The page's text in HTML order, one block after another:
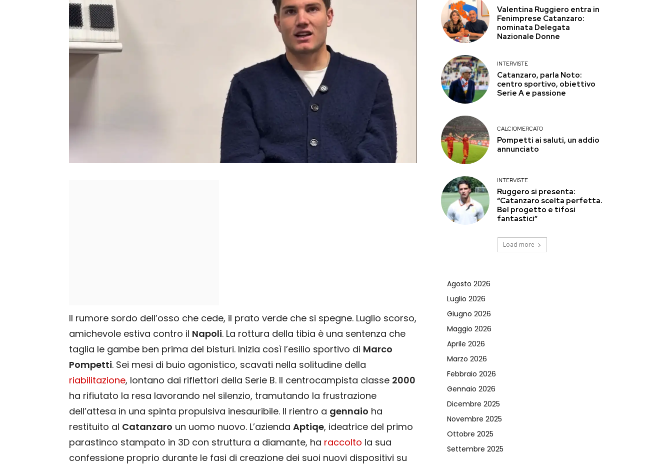
Il rumore sordo dell’osso che cede, il prato verde che si spegne. Luglio scorso,
amichevole estiva contro il Napoli. La rottura della tibia è una sentenza che
taglia le gambe ben prima del bisturi. Inizia così l’esilio sportivo di Marco
Pompetti. Sei mesi di buio agonistico, scavati nella solitudine della
riabilitazione, lontano dai riflettori della Serie B. Il centrocampista classe 2000
ha rifiutato la resa lavorando nel silenzio, tramutando la frustrazione
dell’attesa in una spinta propulsiva inesauribile. Il rientro a gennaio ha
restituito al Catanzaro un uomo nuovo. L’azienda Aptiqe, ideatrice del primo
parastinco stampato in 3D con struttura a diamante, ha raccolto la sua
confessione proprio durante le fasi di creazione dei suoi nuovi dispositivi su
Valentina Ruggiero entra in
Fenimprese Catanzaro:
nominata Delegata
Nazionale Donne
INTERVISTE
Catanzaro, parla Noto:
centro sportivo, obiettivo
Serie A e passione
CALCIOMERCATO
Pompetti ai saluti, un addio
annunciato
INTERVISTE
Ruggero si presenta:
“Catanzaro scelta perfetta.
Bel progetto e tifosi
fantastici”
Load more
Agosto 2026
Luglio 2026
Giugno 2026
Maggio 2026
Aprile 2026
Marzo 2026
Febbraio 2026
Gennaio 2026
Dicembre 2025
Novembre 2025
Ottobre 2025
Settembre 2025